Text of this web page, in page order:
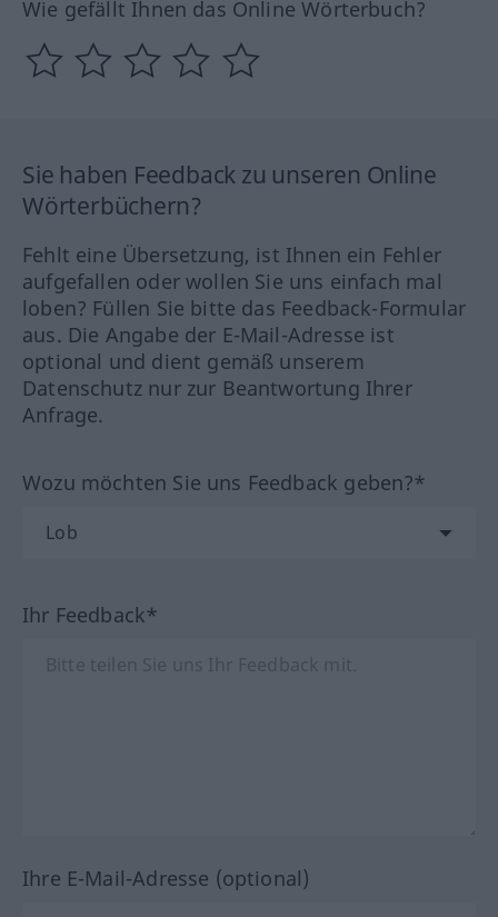
Wie gefällt Ihnen das Online Wörterbuch?
Sie haben Feedback zu unseren Online
Wörterbüchern?
Fehlt eine Übersetzung, ist Ihnen ein Fehler
aufgefallen oder wollen Sie uns einfach mal
loben? Füllen Sie bitte das Feedback-Formular
aus. Die Angabe der E-Mail-Adresse ist
optional und dient gemäß unserem
Datenschutz nur zur Beantwortung Ihrer
Anfrage.
Wozu möchten Sie uns Feedback geben?*
Ihr Feedback*
Ihre E-Mail-Adresse (optional)